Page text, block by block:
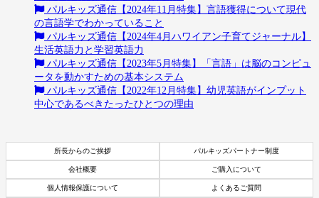
パルキッズ通信【2024年11月特集】言語獲得について現代
の言語学でわかっていること
パルキッズ通信【2024年4月ハワイアン子育てジャーナル】
生活英語力と学習英語力
パルキッズ通信【2023年5月特集】「言語」は脳のコンピュ
ータを動かすための基本システム
パルキッズ通信【2022年12月特集】幼児英語がインプット
中心であるべきたったひとつの理由
所長からのご挨拶 パルキッズパートナー制度
会社概要 ご購入について
個人情報保護について よくあるご質問